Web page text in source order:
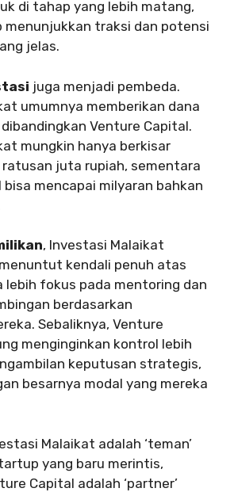
di tahap yang lebih matang,
traksi dan potensi
jelas.
juga menjadi pembeda.
umumnya memberikan dana
Venture Capital.
mungkin hanya berkisar
ratusan juta rupiah, sementara
mencapai milyaran bahkan
, Investasi Malaikat
kendali penuh atas
lebih fokus pada mentoring dan
berdasarkan
Sebaliknya, Venture
menginginkan kontrol lebih
keputusan strategis,
besarnya modal yang mereka
Malaikat adalah ‘teman’
yang baru merintis,
Capital adalah ‘partner’